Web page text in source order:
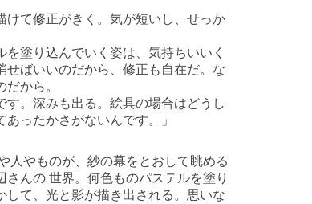
けて修正がきく。気が短いし、せっか
塗り込んでいく姿は、気持ちいいく
せばいいのだから、修正も自在だ。な
から。
す。深みも出る。絵具の場合はどうし
ったかさがないんです。」
やものが、紗の幕をとおして眺める
んの 世界。何色ものパステルを塗り
て、光と影が描き出される。思いな